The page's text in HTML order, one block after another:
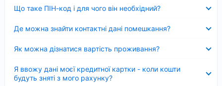
Що таке ПІН-код і для чого він необхідний?
Де можна знайти контактні дані помешкання?
Як можна дізнатися вартість проживання?
Я ввожу дані моєї кредитної картки - коли кошти
будуть зняті з мого рахунку?